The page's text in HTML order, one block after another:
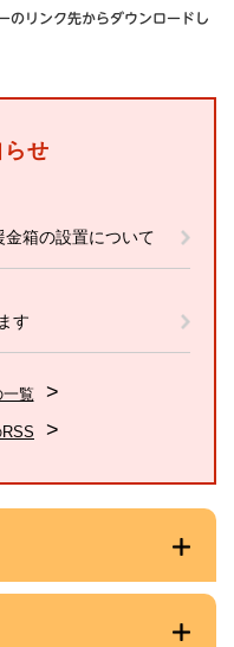
リンク先からダウンロードし
せ
箱の設置について
す
覧